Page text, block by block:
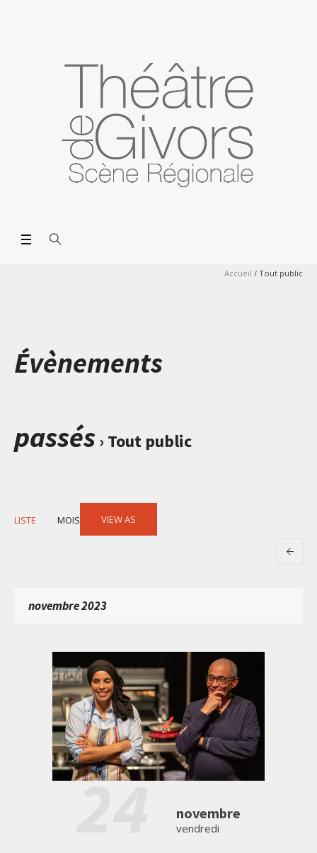
Accueil / Tout public
Évènements
passés› Tout public
Event
VIEW AS
LISTE MOIS
novembre 2023
24 novembre
vendredi